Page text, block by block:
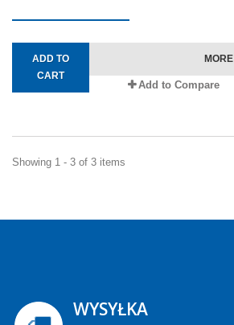
ADD TO
CART
MORE
Add to Compare
Showing 1 - 3 of 3 items
WYSYŁKA